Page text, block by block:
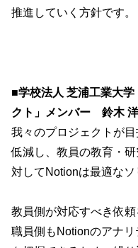
推進していく方針です。
■学校法人 芝浦工業大学
クト」メンバー 鈴木
我々のプロジェクトが
低減し、教員の教育・
対してNotionは最適なソ
教員側が対応すべき依
職員側もNotionのアナ